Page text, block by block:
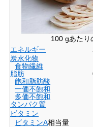
100 gあたり
エネルギー
炭水化物
食物繊維
脂肪
飽和脂肪酸
一価不飽和
多価不飽和
タンパク質
ビタミン
ビタミンA相当量